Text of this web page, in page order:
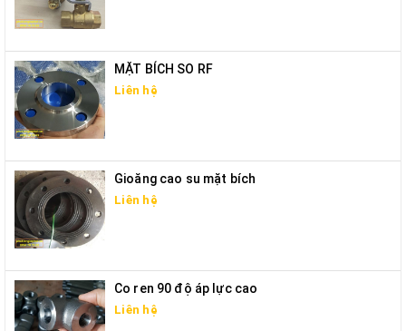
MẶT BÍCH SO RF
Liên hệ
Gioăng cao su mặt bích
Liên hệ
Co ren 90 độ áp lực cao
Liên hệ